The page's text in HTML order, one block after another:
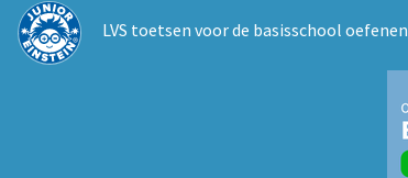
LVS toetsen voor de basisschool oefenen